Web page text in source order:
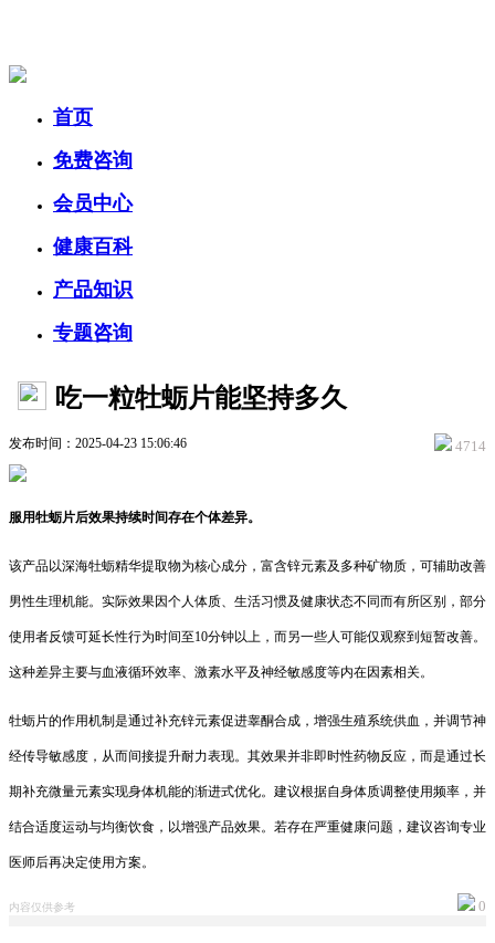
首页
免费咨询
会员中心
健康百科
产品知识
专题咨询
吃一粒牡蛎片能坚持多久
发布时间：2025-04-23 15:06:46 4714
服用牡蛎片后效果持续时间存在个体差异。
该产品以深海牡蛎精华提取物为核心成分，富含锌元素及多种矿物质，可辅助改善
男性生理机能。实际效果因个人体质、生活习惯及健康状态不同而有所区别，部分
使用者反馈可延长性行为时间至10分钟以上，而另一些人可能仅观察到短暂改善。
这种差异主要与血液循环效率、激素水平及神经敏感度等内在因素相关。
牡蛎片的作用机制是通过补充锌元素促进睾酮合成，增强生殖系统供血，并调节神
经传导敏感度，从而间接提升耐力表现。其效果并非即时性药物反应，而是通过长
期补充微量元素实现身体机能的渐进式优化。建议根据自身体质调整使用频率，并
结合适度运动与均衡饮食，以增强产品效果。若存在严重健康问题，建议咨询专业
医师后再决定使用方案。
内容仅供参考 0